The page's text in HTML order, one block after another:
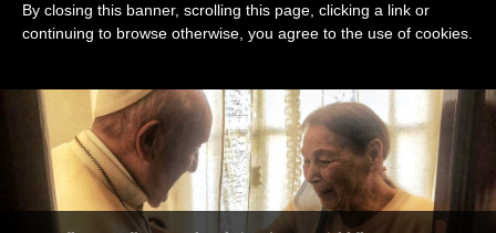
DERNIÈRES NOUVELLES
By closing this banner, scrolling this page, clicking a link or
continuing to browse otherwise, you agree to the use of cookies.